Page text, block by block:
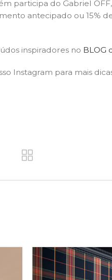
participa do Gabriel
antecipado ou 15%
inspiradores no BLOG
Instagram para mais